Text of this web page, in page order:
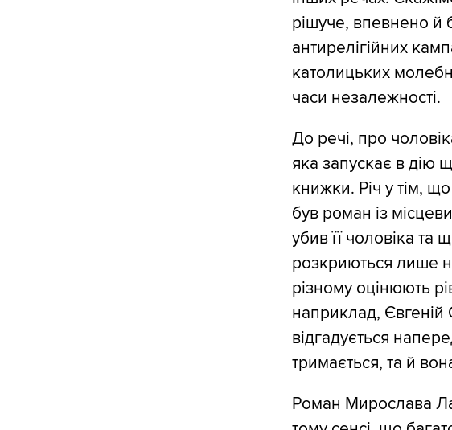
рішуче, впевнено й
антирелігійних
католицьких
часи незалежності.
До речі, про
яка запускає в дію
книжки. Річ у тім,
був роман із
убив її чоловіка та
розкриються лише
різному оцінюють
наприклад, Євгеній
відгадується
тримається, та й
Роман Мирослава